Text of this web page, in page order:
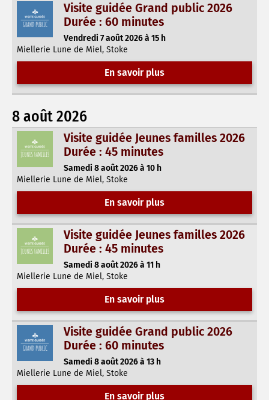
Visite guidée Grand public 2026
Durée : 60 minutes
Vendredi 7 août 2026 à 15 h
Miellerie Lune de Miel, Stoke
En savoir plus
8 août 2026
Visite guidée Jeunes familles 2026
Durée : 45 minutes
Samedi 8 août 2026 à 10 h
Miellerie Lune de Miel, Stoke
En savoir plus
Visite guidée Jeunes familles 2026
Durée : 45 minutes
Samedi 8 août 2026 à 11 h
Miellerie Lune de Miel, Stoke
En savoir plus
Visite guidée Grand public 2026
Durée : 60 minutes
Samedi 8 août 2026 à 13 h
Miellerie Lune de Miel, Stoke
En savoir plus